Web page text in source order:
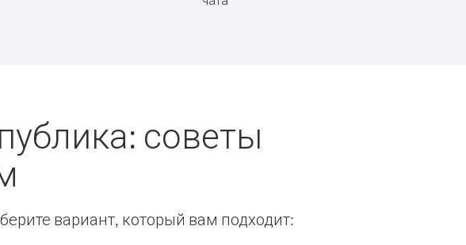
советы
вариант, который вам подходит: